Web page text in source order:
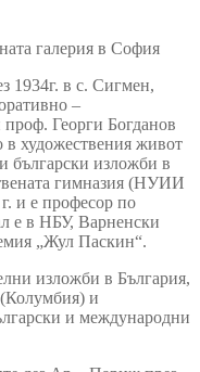
галерия в София
1934г. в с. Сигмен,
–
Георги Богданов
в художествения живот
български изложби в
гимназия (НУИИ
и е професор по
е в НБУ, Варненски
„Жул Паскин“.
изложби в България,
и
и международни